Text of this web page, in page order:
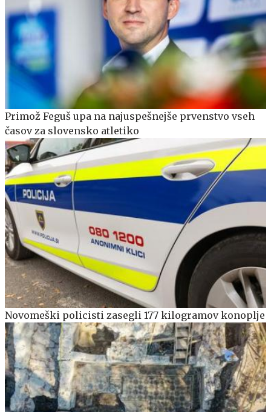
Primož Feguš upa na najuspešnejše prvenstvo vseh
časov za slovensko atletiko
Novomeški policisti zasegli 177 kilogramov konoplje